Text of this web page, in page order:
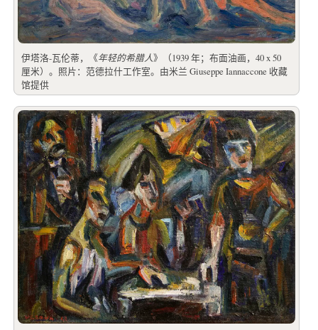
伊塔洛-瓦伦蒂，《年轻的希腊人》（1939 年；布面油画，40 x 50
厘米）。照片：范德拉什工作室。由米兰 Giuseppe Iannaccone 收藏
馆提供